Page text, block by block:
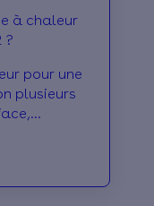
à chaleur
?
pour une
plusieurs